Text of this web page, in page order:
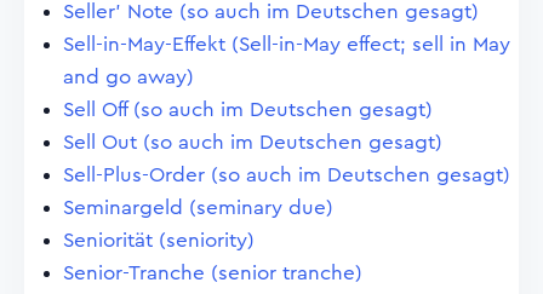
Seller' Note (so auch im Deutschen gesagt)
Sell-in-May-Effekt (Sell-in-May effect; sell in May
and go away)
Sell Off (so auch im Deutschen gesagt)
Sell Out (so auch im Deutschen gesagt)
Sell-Plus-Order (so auch im Deutschen gesagt)
Seminargeld (seminary due)
Seniorität (seniority)
Senior-Tranche (senior tranche)